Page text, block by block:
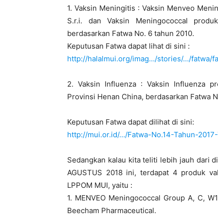
1. Vaksin Meningitis : Vaksin Menveo
S.r.i. dan Vaksin Meningococcal
berdasarkan Fatwa No. 6 tahun 2010.
Keputusan Fatwa dapat lihat di sini :
http://halalmui.org/imag…/stories/…/fatwa/
2. Vaksin Influenza : Vaksin Influenza
Provinsi Henan China, berdasarkan Fatwa
Keputusan Fatwa dapat dilihat di sini:
http://mui.or.id/…/Fatwa-No.14-Tahun-
Sedangkan kalau kita teliti lebih jauh dari
AGUSTUS 2018 ini, terdapat 4 produk
LPPOM MUI, yaitu :
1. MENVEO Meningococcal Group A, C,
Beecham Pharmaceutical.